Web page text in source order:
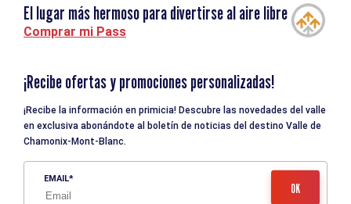
El lugar más hermoso para divertirse al aire libre
Comprar mi Pass
¡Recibe ofertas y promociones personalizadas!
¡Recibe la información en primicia! Descubre las novedades del valle
en exclusiva abonándote al boletín de noticias del destino Valle de
Chamonix-Mont-Blanc.
EMAIL